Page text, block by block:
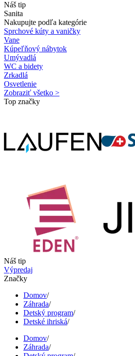
Náš tip
Sanita
Nakupujte podľa kategórie
Sprchové kúty a vaničky
Vane
Kúpeľňový nábytok
Umývadlá
WC a bidety
Zrkadlá
Osvetlenie
Zobraziť všetko >
Top značky
Náš tip
Výpredaj
Značky
Domov/
Záhrada/
Detský program/
Detské ihriská/
Domov/
Záhrada/